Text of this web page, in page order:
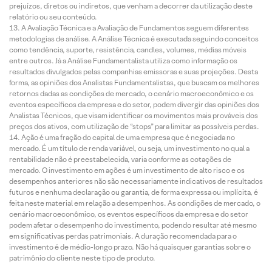
prejuízos, diretos ou indiretos, que venham a decorrer da utilização deste
relatório ou seu conteúdo.
A Avaliação Técnica e a Avaliação de Fundamentos seguem diferentes
metodologias de análise. A Análise Técnica é executada seguindo conceitos
como tendência, suporte, resistência, candles, volumes, médias móveis
entre outros. Já a Análise Fundamentalista utiliza como informação os
resultados divulgados pelas companhias emissoras e suas projeções. Desta
forma, as opiniões dos Analistas Fundamentalistas, que buscam os melhores
retornos dadas as condições de mercado, o cenário macroeconômico e os
eventos específicos da empresa e do setor, podem divergir das opiniões dos
Analistas Técnicos, que visam identificar os movimentos mais prováveis dos
preços dos ativos, com utilização de “stops” para limitar as possíveis perdas.
Ação é uma fração do capital de uma empresa que é negociada no
mercado. É um título de renda variável, ou seja, um investimento no qual a
rentabilidade não é preestabelecida, varia conforme as cotações de
mercado. O investimento em ações é um investimento de alto risco e os
desempenhos anteriores não são necessariamente indicativos de resultados
futuros e nenhuma declaração ou garantia, de forma expressa ou implícita, é
feita neste material em relação a desempenhos. As condições de mercado, o
cenário macroeconômico, os eventos específicos da empresa e do setor
podem afetar o desempenho do investimento, podendo resultar até mesmo
em significativas perdas patrimoniais. A duração recomendada para o
investimento é de médio-longo prazo. Não há quaisquer garantias sobre o
patrimônio do cliente neste tipo de produto.